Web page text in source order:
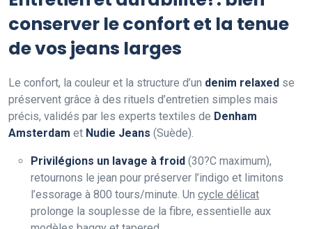
conserver le confort et la tenue
de vos jeans larges
Le confort, la couleur et la structure d’un denim relaxed se
préservent grâce à des rituels d’entretien simples mais
précis, validés par les experts textiles de Denham
Amsterdam et Nudie Jeans (Suède).
Privilégions un lavage à froid (30?C maximum),
retournons le jean pour préserver l’indigo et limitons
l’essorage à 800 tours/minute. Un cycle délicat
prolonge la souplesse de la fibre, essentielle aux